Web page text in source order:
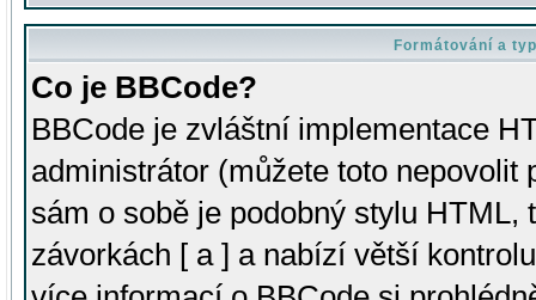
Formátování a
Co je BBCode?
BBCode je zvláštní implementace
administrátor (můžete toto
sám o sobě je podobný stylu HTML,
závorkách [ a ] a nabízí větší